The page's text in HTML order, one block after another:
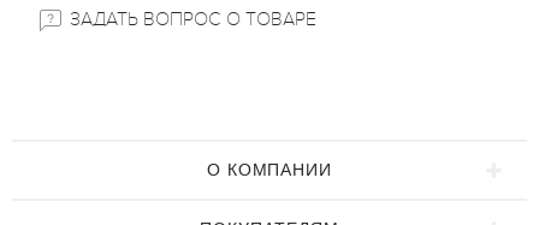
ЗАДАТЬ ВОПРОС О ТОВАРЕ
О КОМПАНИИ